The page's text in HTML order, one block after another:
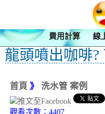
費用計算 線
龍頭噴出咖啡
首頁 》 洗水管 案例
觀看次數：4407